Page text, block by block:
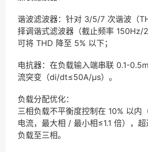
谐波滤波器：针对 3/5/7 次谐波（
择调谐式滤波器（截止频率 150Hz/
可将 THD 降至 5% 以下；
电抗器：在负载输入端串联 0.1-
流突变（di/dt≤50A/μs）。
负载分配优化：
三相负载不平衡度控制在 10% 以内
电流，最大相 / 最小相≤1.1 倍），
负载至三相。